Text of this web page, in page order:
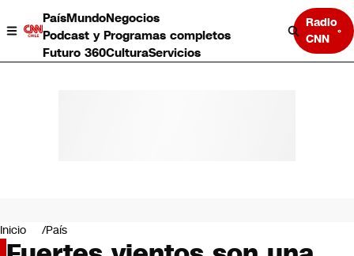
PaísMundoNegocios
Podcast y Programas completos
Futuro 360CulturaServicios
Radio
CNN
Negocios
Deportes
Inicio País